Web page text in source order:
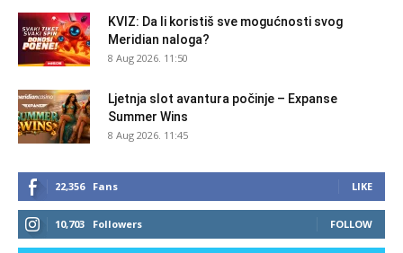
KVIZ: Da li koristiš sve mogućnosti svog
Meridian naloga?
8 Aug 2026. 11:50
Ljetnja slot avantura počinje – Expanse
Summer Wins
8 Aug 2026. 11:45
22,356 Fans LIKE
10,703 Followers FOLLOW